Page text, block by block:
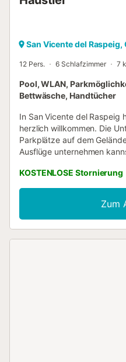
San Vicente del Raspeig,
12 Pers. 6 Schlafzimmer 7
Pool, WLAN,
Bettwäsche, Handtücher
In San Vicente del Raspeig
herzlich willkommen. Die
Parkplätze auf dem
Ausflüge unternehmen
(6 Autominuten)? Koste die
den Pool sowie den Grill
Zeit an der frischen Luft
drinnen dank WLAN-
Möglichkeiten zum
KOSTENLOSE Stornierung
Zum